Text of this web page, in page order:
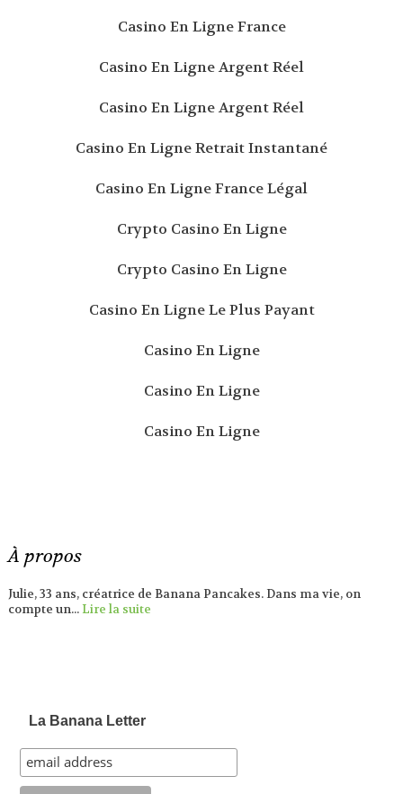
À propos
Julie, 33 ans, créatrice de Banana Pancakes. Dans ma vie, on
compte un...Lire la suite
La Banana Letter
Casino En Ligne France
Casino En Ligne Argent Réel
Casino En Ligne Argent Réel
Casino En Ligne Retrait Instantané
Casino En Ligne France Légal
Crypto Casino En Ligne
Crypto Casino En Ligne
Casino En Ligne Le Plus Payant
Casino En Ligne
Casino En Ligne
Casino En Ligne